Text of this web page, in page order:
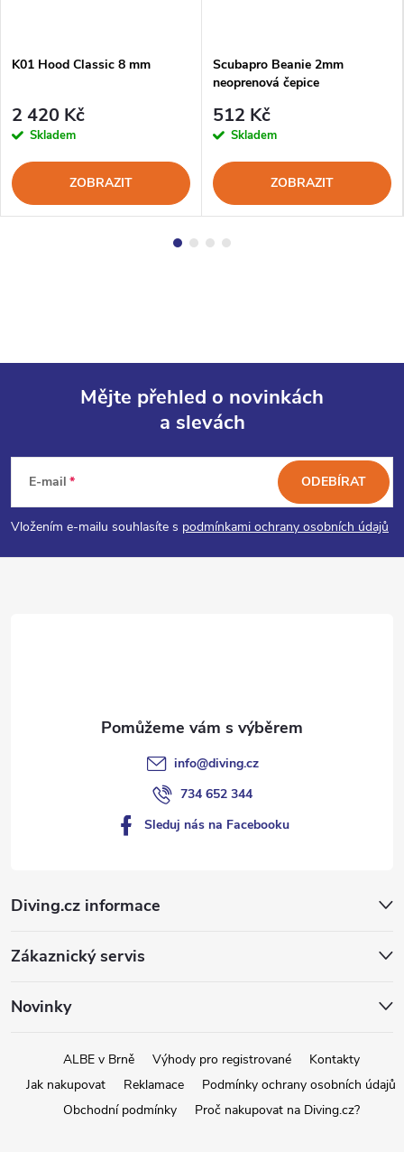
K01 Hood Classic 8 mm
2 420 Kč
Skladem
ZOBRAZIT
Scubapro Beanie 2mm
neoprenová čepice
512 Kč
Skladem
ZOBRAZIT
p
Mějte přehled o novinkách
a slevách
E-mail
Vložením e-mailu souhlasíte s podmínkami ochrany osobních údajů
ODEBÍRAT
Diving.cz informace
Zákaznický servis
Novinky
info@diving.cz
734 652 344
Sleduj nás na Facebooku
ALBE v Brně Výhody pro registrované
Kontakty
Jak nakupovat
Reklamace
Podmínky ochrany osobních údajů
Obchodní podmínky
Proč nakupovat na Diving.cz?